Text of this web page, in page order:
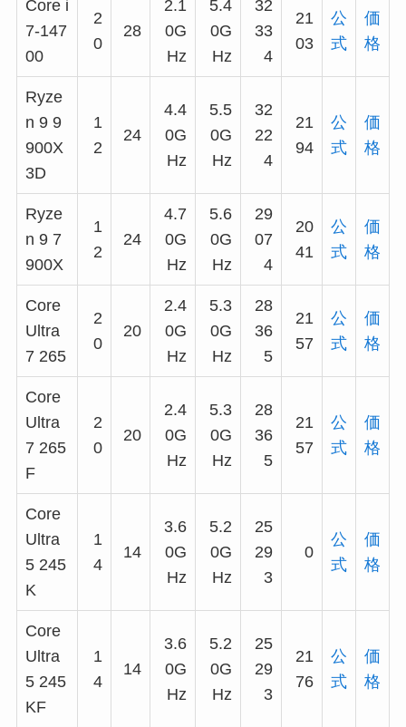
Core i
7-147
00
2
0
28
2.1
0G
Hz
5.4
0G
Hz
32
33
4
21
03
公
式
価
格
Ryze
n 9 9
900X
3D
1
2
24
4.4
0G
Hz
5.5
0G
Hz
32
22
4
21
94
公
式
価
格
Ryze
n 9 7
900X
1
2
24
4.7
0G
Hz
5.6
0G
Hz
29
07
4
20
41
公
式
価
格
Core
Ultra
7 265
2
0
20
2.4
0G
Hz
5.3
0G
Hz
28
36
5
21
57
公
式
価
格
Core
Ultra
7 265
F
2
0
20
2.4
0G
Hz
5.3
0G
Hz
28
36
5
21
57
公
式
価
格
Core
Ultra
5 245
K
1
4
14
3.6
0G
Hz
5.2
0G
Hz
25
29
3
0
公
式
価
格
Core
Ultra
5 245
KF
1
4
14
3.6
0G
Hz
5.2
0G
Hz
25
29
3
21
76
公
式
価
格